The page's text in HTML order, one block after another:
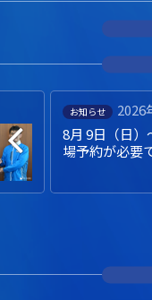
お知らせ
2026
8月 9日（日）
場予約が必要